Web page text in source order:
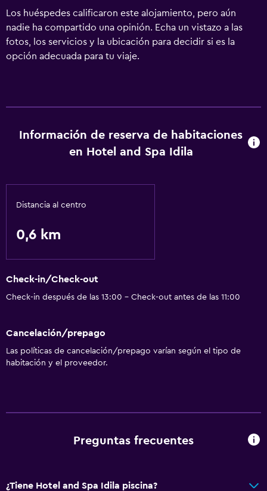
Los huéspedes calificaron este alojamiento, pero aún
nadie ha compartido una opinión. Echa un vistazo a las
fotos, los servicios y la ubicación para decidir si es la
opción adecuada para tu viaje.
Información de reserva de habitaciones
en Hotel and Spa Idila
Distancia al centro
0,6 km
Check-in/Check-out
Check-in después de las 13:00 - Check-out antes de las 11:00
Cancelación/prepago
Las políticas de cancelación/prepago varían según el tipo de
habitación y el proveedor.
Preguntas frecuentes
¿Tiene Hotel and Spa Idila piscina?